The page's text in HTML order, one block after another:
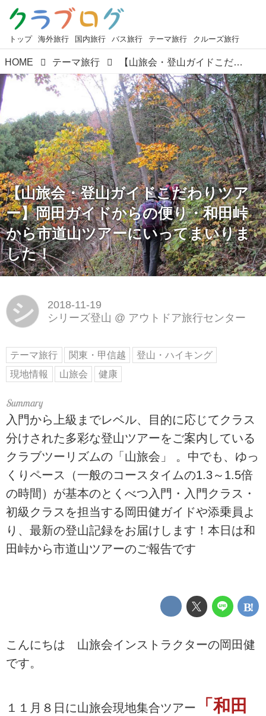
トップ 海外旅行 国内旅行 バス旅行 テーマ旅行 クルーズ旅行
HOME テーマ旅行 【山旅会・登山ガイドこだわりツアー】岡田ガイドからの便り・和田峠から市道山ツアーにいってまいりました！
【山旅会・登山ガイドこだわりツア
ー】岡田ガイドからの便り・和田峠
から市道山ツアーにいってまいりま
した！
シ
2018-11-19
シリーズ登山 @ アウトドア旅行センター
テーマ旅行 関東・甲信越
登山・ハイキング
現地情報
山旅会 健康
入門から上級までレベル、目的に応じてクラス
分けされた多彩な登山ツアーをご案内している
クラブツーリズムの「山旅会」 。中でも、ゆっ
くりペース（一般のコースタイムの1.3～1.5倍
の時間）が基本のとくべつ入門・入門クラス・
初級クラスを担当する岡田健ガイドや添乗員よ
り、最新の登山記録をお届けします！本日は和
田峠から市道山ツアーのご報告です
こんにちは 山旅会インストラクターの岡田健
です。
１１月８日に山旅会現地集合ツアー
「和田